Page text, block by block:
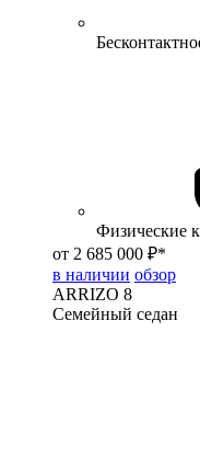
Физические
от 2 685 000 ₽*
в наличии обзор
ARRIZO 8
Семейный седан